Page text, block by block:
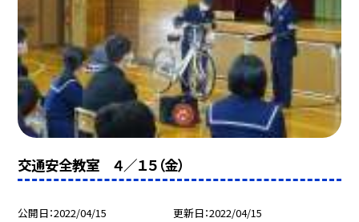
交通安全教室 ４／１５（金）
公開日 2022/04/15 更新日 2022/04/15